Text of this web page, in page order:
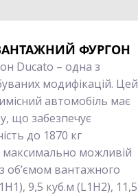
ВАНТАЖНИЙ ФУРГОН
Ducato – одна з
модифікацій. Цей
автомобіль має
що забезпечує
до 1870 кг
максимально можливій
з об’ємом вантажного
9,5 куб.м (L1H2), 11,5